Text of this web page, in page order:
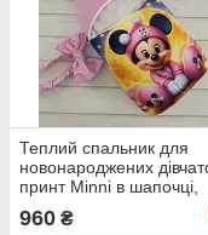
Теплий спальник для
новонароджених
принт Minni в шапочці,
960 ₴